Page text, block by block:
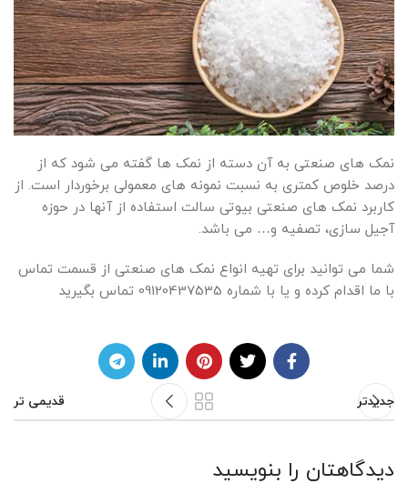
نمک های صنعتی به آن دسته از نمک ها گفته می شود که از
درصد خلوص کمتری به نسبت نمونه های معمولی برخوردار است. از
کاربرد نمک های صنعتی بیوتی سالت استفاده از آنها در حوزه
آجیل سازی، تصفیه و… می باشد.
شما می توانید برای تهیه انواع نمک های صنعتی از قسمت تماس
با ما اقدام کرده و یا با شماره 09120437535 تماس بگیرید
جدیدتر قدیمی تر
دیدگاهتان را بنویسید